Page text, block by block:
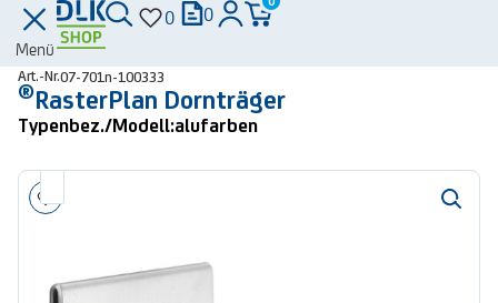
Menü
0 0
Art.-Nr.07-701n-100333
®RasterPlan Dornträger
Typenbez./Modell:alufarben